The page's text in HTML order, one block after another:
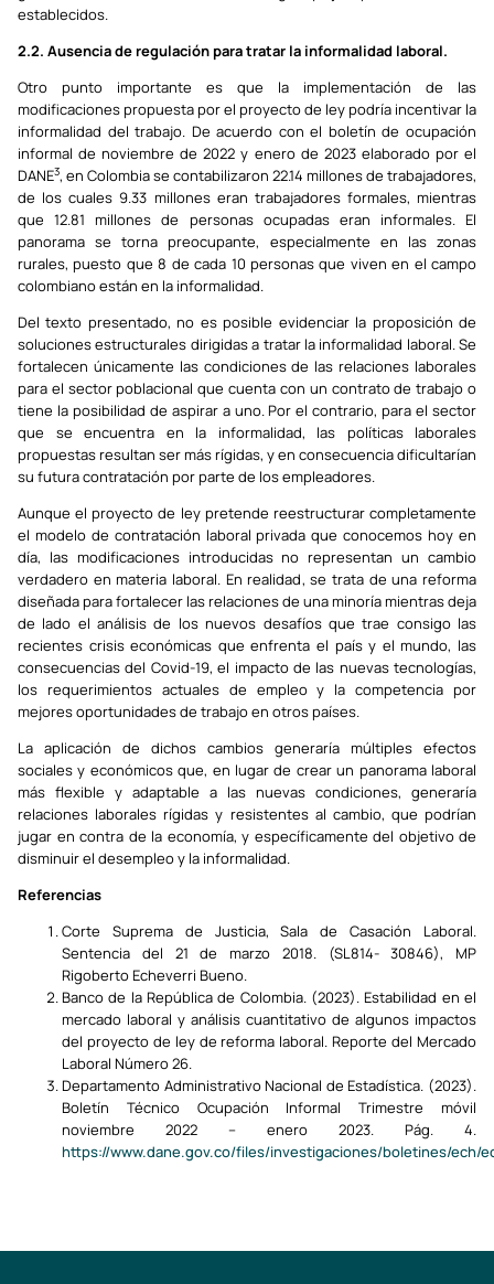
establecidos.
2.2. Ausencia de regulación para tratar la informalidad laboral.
Otro punto importante es que la implementación de las
modificaciones propuesta por el proyecto de ley podría incentivar la
informalidad del trabajo. De acuerdo con el boletín de ocupación
informal de noviembre de 2022 y enero de 2023 elaborado por el
DANE3, en Colombia se contabilizaron 22.14 millones de trabajadores,
de los cuales 9.33 millones eran trabajadores formales, mientras
que 12.81 millones de personas ocupadas eran informales. El
panorama se torna preocupante, especialmente en las zonas
rurales, puesto que 8 de cada 10 personas que viven en el campo
colombiano están en la informalidad.
Del texto presentado, no es posible evidenciar la proposición de
soluciones estructurales dirigidas a tratar la informalidad laboral. Se
fortalecen únicamente las condiciones de las relaciones laborales
para el sector poblacional que cuenta con un contrato de trabajo o
tiene la posibilidad de aspirar a uno. Por el contrario, para el sector
que se encuentra en la informalidad, las políticas laborales
propuestas resultan ser más rígidas, y en consecuencia dificultarían
su futura contratación por parte de los empleadores.
Aunque el proyecto de ley pretende reestructurar completamente
el modelo de contratación laboral privada que conocemos hoy en
día, las modificaciones introducidas no representan un cambio
verdadero en materia laboral. En realidad, se trata de una reforma
diseñada para fortalecer las relaciones de una minoría mientras deja
de lado el análisis de los nuevos desafíos que trae consigo las
recientes crisis económicas que enfrenta el país y el mundo, las
consecuencias del Covid-19, el impacto de las nuevas tecnologías,
los requerimientos actuales de empleo y la competencia por
mejores oportunidades de trabajo en otros países.
La aplicación de dichos cambios generaría múltiples efectos
sociales y económicos que, en lugar de crear un panorama laboral
más flexible y adaptable a las nuevas condiciones, generaría
relaciones laborales rígidas y resistentes al cambio, que podrían
jugar en contra de la economía, y específicamente del objetivo de
disminuir el desempleo y la informalidad.
Referencias
Corte Suprema de Justicia, Sala de Casación Laboral.
Sentencia del 21 de marzo 2018. (SL814- 30846), MP
Rigoberto Echeverri Bueno.
Banco de la República de Colombia. (2023). Estabilidad en el
mercado laboral y análisis cuantitativo de algunos impactos
del proyecto de ley de reforma laboral. Reporte del Mercado
Laboral Número 26.
Departamento Administrativo Nacional de Estadística. (2023).
Boletín Técnico Ocupación Informal Trimestre móvil
noviembre 2022 – enero 2023. Pág. 4.
https://www.dane.gov.co/files/investigaciones/boletines/